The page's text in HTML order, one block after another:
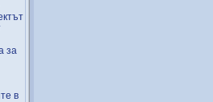
за
в